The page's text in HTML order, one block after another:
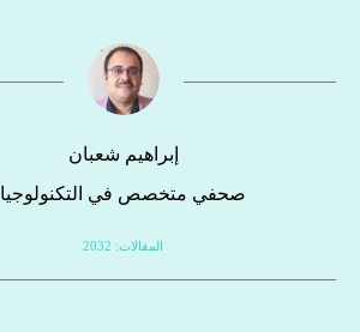
إبراهيم شعبان
صحفي متخصص في التكنولوجيا
المقالات: 2032